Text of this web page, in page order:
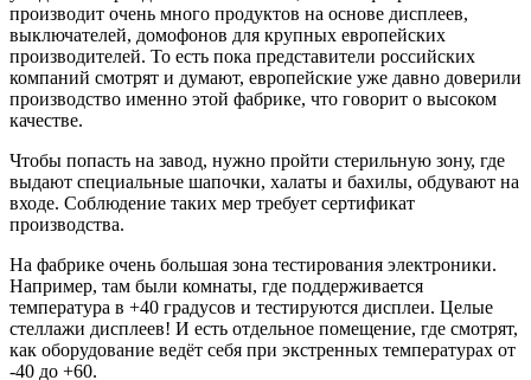
производит очень много продуктов на основе дисплеев,
выключателей, домофонов для крупных европейских
производителей. То есть пока представители российских
компаний смотрят и думают, европейские уже давно доверили
производство именно этой фабрике, что говорит о высоком
качестве.
Чтобы попасть на завод, нужно пройти стерильную зону, где
выдают специальные шапочки, халаты и бахилы, обдувают на
входе. Соблюдение таких мер требует сертификат
производства.
На фабрике очень большая зона тестирования электроники.
Например, там были комнаты, где поддерживается
температура в +40 градусов и тестируются дисплеи. Целые
стеллажи дисплеев! И есть отдельное помещение, где смотрят,
как оборудование ведёт себя при экстренных температурах от
-40 до +60.